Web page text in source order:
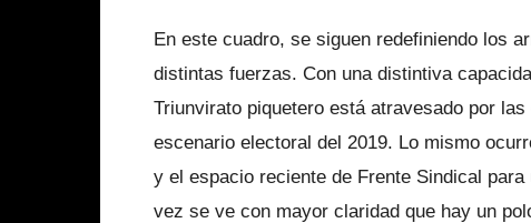
En este cuadro, se siguen redefiniendo los
distintas fuerzas. Con una distintiva
Triunvirato piquetero está atravesado por
escenario electoral del 2019. Lo mismo
y el espacio reciente de Frente Sindical
vez se ve con mayor claridad que hay un